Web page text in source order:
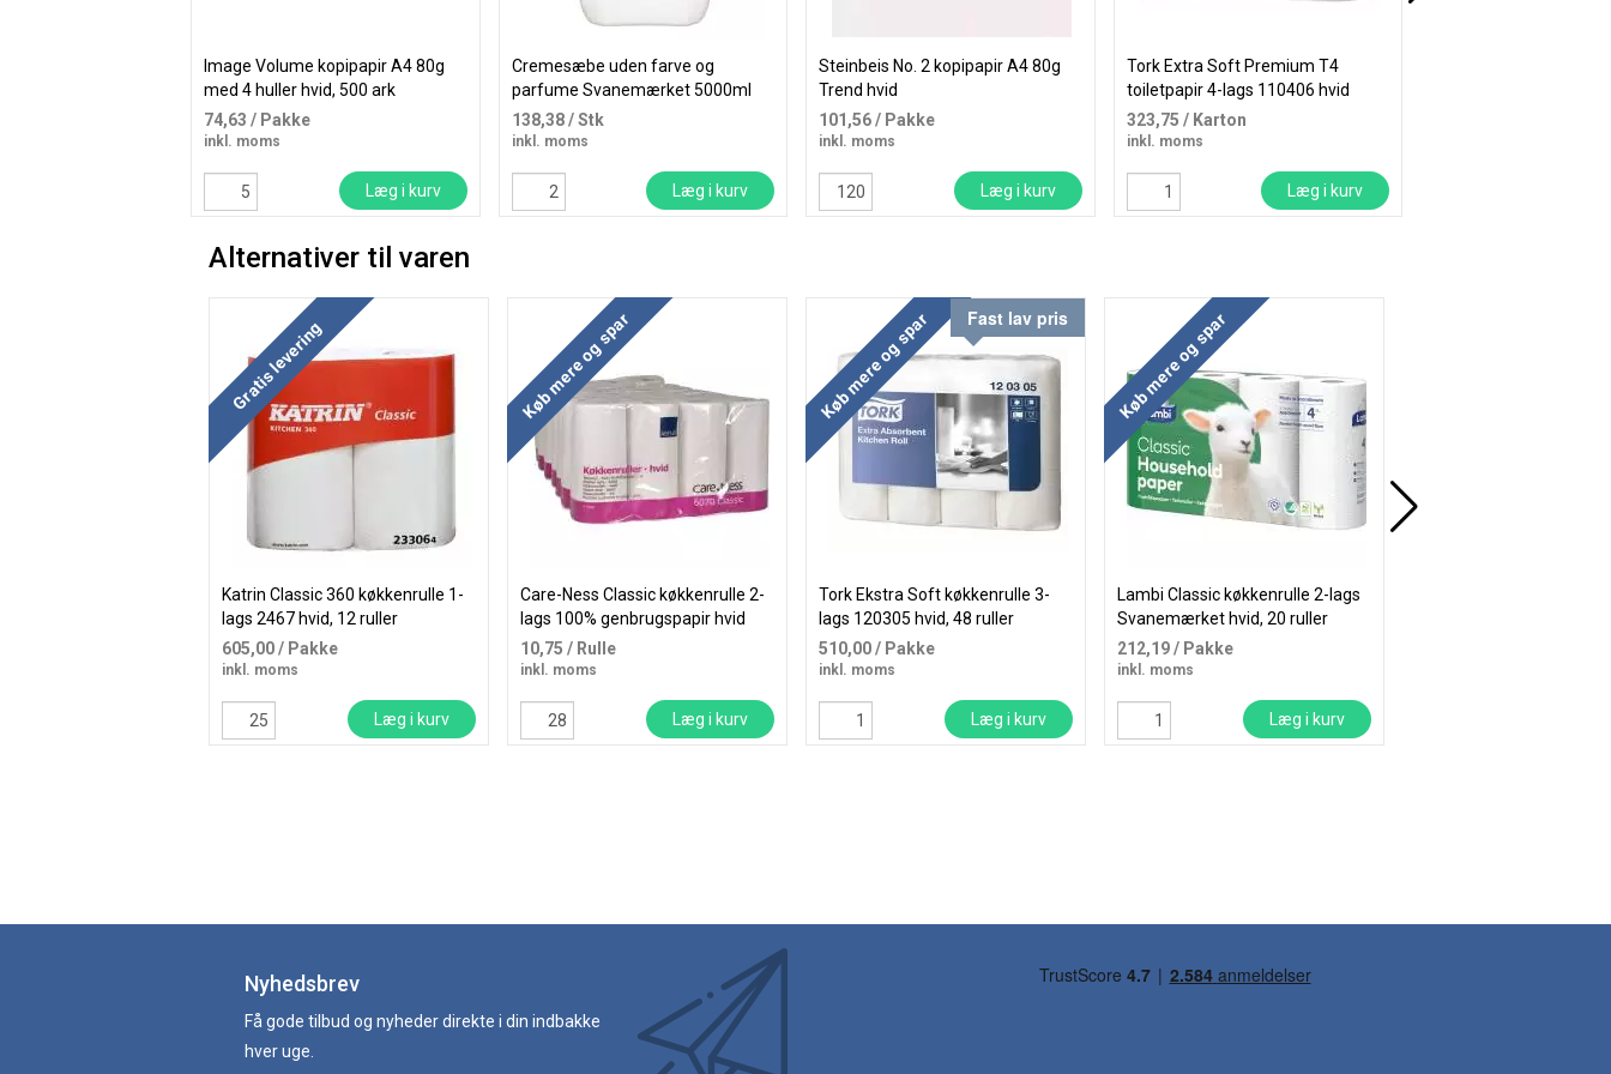
Image Volume kopipapir A4 80g
med 4 huller hvid, 500 ark
74,63 / Pakke
inkl. moms
Læg i kurv
Cremesæbe uden farve og
parfume Svanemærket 5000ml
138,38/ Stk
inkl. moms
Læg i kurv
Steinbeis No. 2 kopipapir A4 80g
Trend hvid
101,56/ Pakke
inkl. moms
Læg i kurv
Tork Extra Soft Premium T4
toiletpapir 4-lags 110406 hvid
323,75 / Karton
inkl. moms
Læg i kurv
Alternativer til varen
Gratis levering
Katrin Classic 360 køkkenrulle 1-
lags 2467 hvid, 12 ruller
605,00/ Pakke
inkl. moms
Læg i kurv
Køb mere og spar
Care-Ness Classic køkkenrulle 2-
lags 100% genbrugspapir hvid
10,75 / Rulle
inkl. moms
Læg i kurv
Køb mere og spar Fast lav pris
Tork Ekstra Soft køkkenrulle 3-
lags 120305 hvid, 48 ruller
510,00/ Pakke
inkl. moms
Læg i kurv
Køb mere og spar
Lambi Classic køkkenrulle 2-lags
Svanemærket hvid, 20 ruller
212,19/ Pakke
inkl. moms
Læg i kurv
Nyhedsbrev
Få gode tilbud og nyheder direkte i din indbakke
hver uge.